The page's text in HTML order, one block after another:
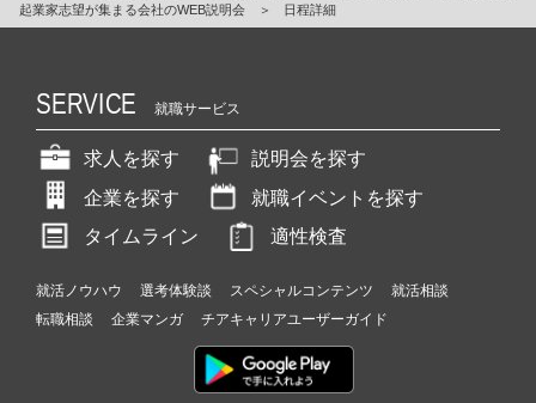
起業家志望が集まる会社のWEB説明会
＞ 日程詳細
SERVICE 就職サービス
求人を探す
説明会を探す
企業を探す
就職イベントを探す
タイムライン
適性検査
就活ノウハウ 選考体験談 スペシャルコンテンツ
就活相談
転職相談
企業マンガ チアキャリアユーザーガイド